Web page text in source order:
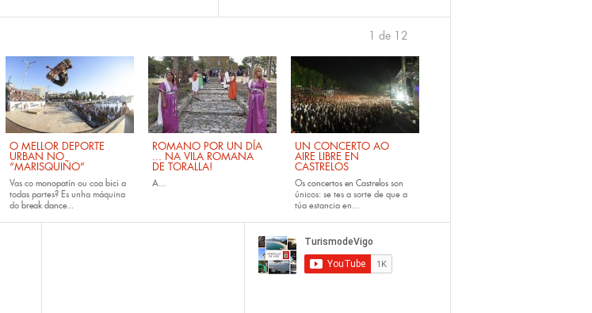
O MELLOR DEPORTE
URBAN NO
“MARISQUIÑO”
Vas co monopatín ou coa bici a
todas partes? Es unha máquina
do break dance...
ROMANO POR UN DÍA
... NA VILA ROMANA
DE TORALLA!
A...
UN CONCERTO AO
AIRE LIBRE EN
CASTRELOS
Os concertos en Castrelos son
únicos: se tes a sorte de que a
túa estancia en...
1 de 12